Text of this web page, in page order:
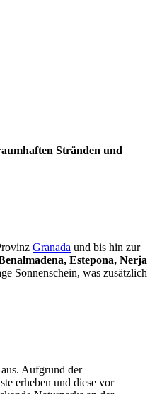
Stränden und
Granada und bis hin zur
Estepona, Nerja
Sonnenschein, was zusätzlich
aus. Aufgrund der
erheben und diese vor